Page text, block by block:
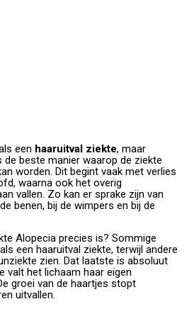
een haaruitval ziekte, maar
de beste manier waarop de ziekte
worden. Dit begint vaak met verlies
waarna ook het overig
vallen. Zo kan er sprake zijn van
benen, bij de wimpers en bij de
Alopecia precies is? Sommige
een haaruitval ziekte, terwijl andere
zien. Dat laatste is absoluut
valt het lichaam haar eigen
groei van de haartjes stopt
uitvallen.